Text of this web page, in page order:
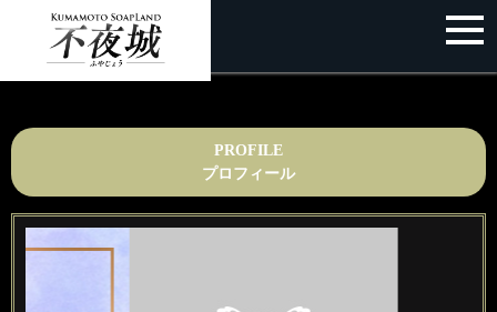
PROFILE
プロフィール